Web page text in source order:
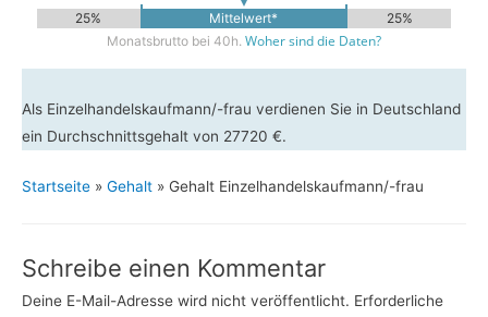
25% Mittelwert*
25%
Monatsbrutto bei 40h. Woher sind die Daten?
Als Einzelhandelskaufmann/-frau verdienen Sie in Deutschland
ein Durchschnittsgehalt von 27720 €.
Startseite » Gehalt » Gehalt Einzelhandelskaufmann/-frau
Schreibe einen Kommentar
Deine E-Mail-Adresse wird nicht veröffentlicht. Erforderliche